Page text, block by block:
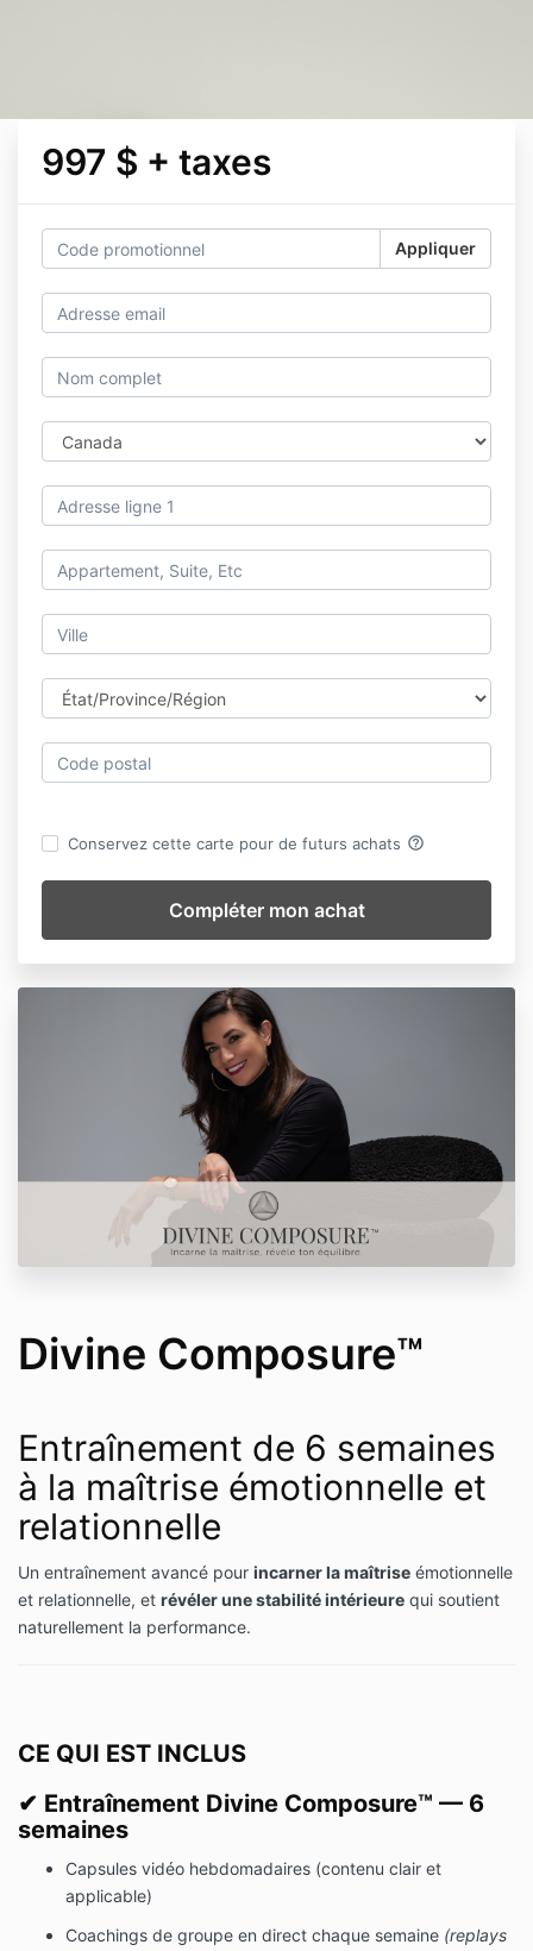
997 $ + taxes
Appliquer
Conservez cette carte pour de futurs achats help_outline
Divine Composure™
Entraînement de 6 semaines
à la maîtrise émotionnelle et
relationnelle
Un entraînement avancé pour incarner la maîtrise émotionnelle
et relationnelle, et révéler une stabilité intérieure qui soutient
naturellement la performance.
CE QUI EST INCLUS
✔ Entraînement Divine Composure™ — 6
semaines
Capsules vidéo hebdomadaires (contenu clair et
applicable)
Coachings de groupe en direct chaque semaine (replays